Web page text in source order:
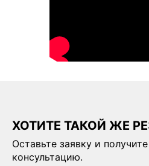
ХОТИТЕ ТАКОЙ ЖЕ
Оставьте заявку и
консультацию.